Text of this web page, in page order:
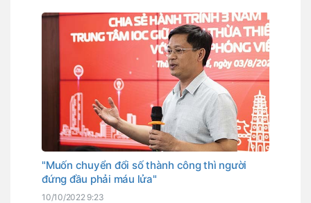
"Muốn chuyển đổi số thành công thì người
đứng đầu phải máu lửa"
10/10/2022 9:23